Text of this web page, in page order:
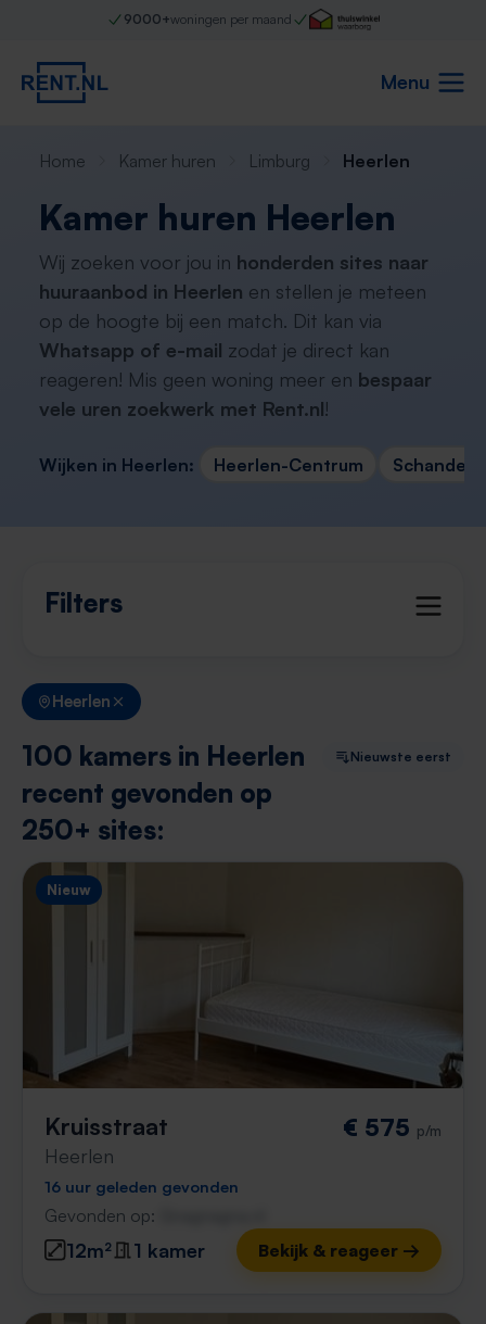
9000+woningen per maand
Menu
Home Kamer huren Limburg Heerlen
Kamer huren Heerlen
Wij zoeken voor jou in honderden sites naar
huuraanbod in Heerlen en stellen je meteen
op de hoogte bij een match. Dit kan via
Whatsapp of e-mail zodat je direct kan
reageren! Mis geen woning meer en bespaar
vele uren zoekwerk met Rent.nl!
Wijken in Heerlen: Heerlen-Centrum
Filters
Heerlen
100 kamers in Heerlen
recent gevonden op
250+ sites:
Nieuwste eerst
Nieuw
Kruisstraat
Heerlen
€ 575 p/m
16 uur geleden gevonden
Gevonden op:
12m² 1 kamer Bekijk & reageer →